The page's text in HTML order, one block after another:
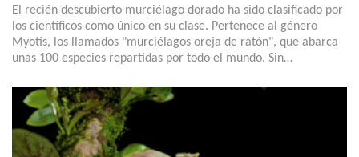
El recién descubierto murciélago dorado ha sido clasificado por
los científicos como único en su clase. Pertenece al género
Myotis, los llamados "murciélagos oreja de ratón", que abarca
unas 100 especies repartidas por todo el mundo. Sin…